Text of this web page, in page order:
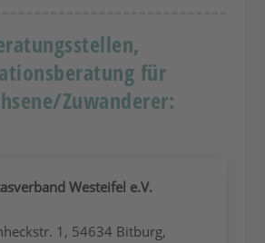
für
Zuwanderer:
Westeifel e.V.
1, 54634 Bitburg,